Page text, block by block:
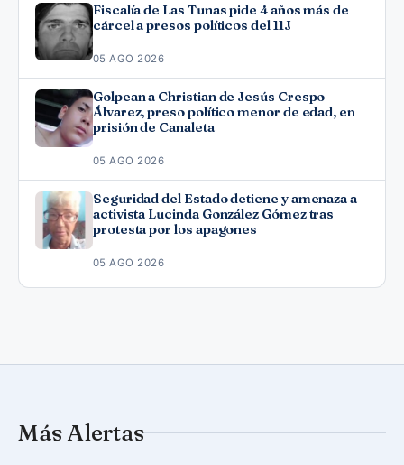
Fiscalía de Las Tunas pide 4 años más de
cárcel a presos políticos del 11J
05 AGO 2026
Golpean a Christian de Jesús Crespo
Álvarez, preso político menor de edad, en
prisión de Canaleta
05 AGO 2026
Seguridad del Estado detiene y amenaza a
activista Lucinda González Gómez tras
protesta por los apagones
05 AGO 2026
Más Alertas